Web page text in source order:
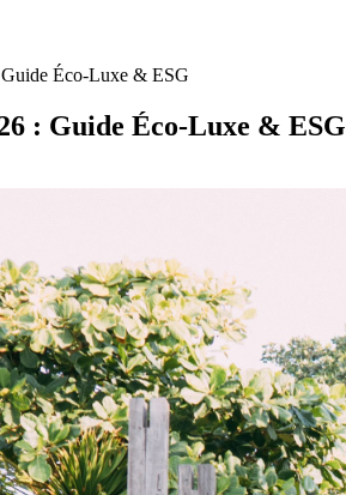
Éco-Luxe & ESG
: Guide Éco-Luxe & ESG